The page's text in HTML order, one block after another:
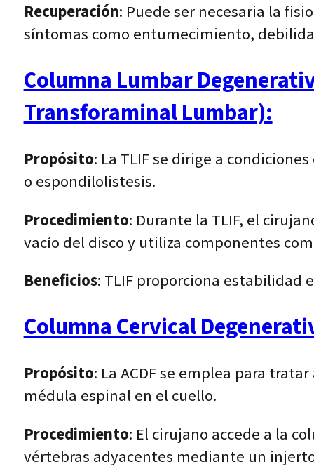
Recuperación: Puede ser necesaria la
síntomas como entumecimiento,
Columna Lumbar
Transforaminal Lumbar):
Propósito: La TLIF se dirige a
o espondilolistesis.
Procedimiento: Durante la TLIF, el
vacío del disco y utiliza componentes
Beneficios: TLIF proporciona estabilidad
Columna Cervical
Propósito: La ACDF se emplea para
médula espinal en el cuello.
Procedimiento: El cirujano accede a la
vértebras adyacentes mediante un